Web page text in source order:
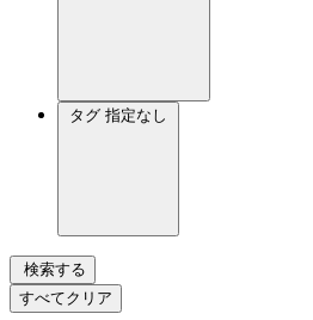
タグ 指定なし
検索する
すべてクリア